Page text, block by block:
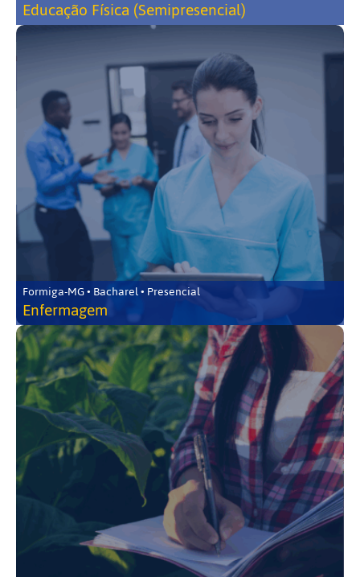
Educação Física (Semipresencial)
Formiga-MG • Bacharel • Presencial
Enfermagem